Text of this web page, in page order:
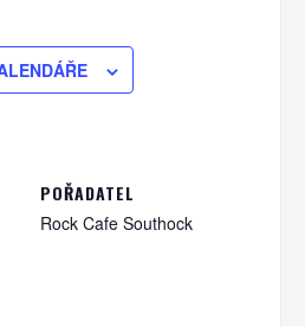
POŘADATEL
Rock Cafe Southock